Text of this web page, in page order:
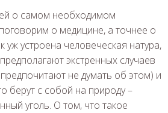
о самом необходимом
о медицине, а точнее о
уж устроена человеческая натура,
экстренных случаев
не думать об этом) и
берут с собой на природу –
уголь. О том, что такое